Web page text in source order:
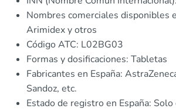
Nombres comerciales disponibles
Arimidex y otros
Código ATC: L02BG03
Formas y dosificaciones: Tabletas
Fabricantes en España:
Sandoz, etc.
Estado de registro en España: